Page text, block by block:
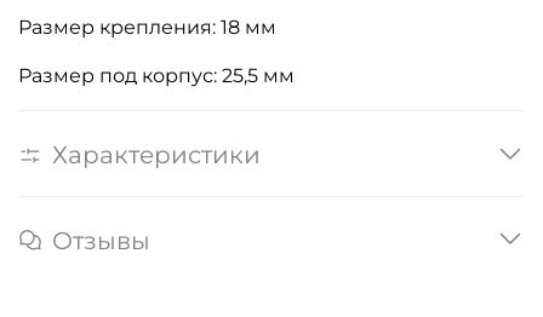
Размер крепления: 18 мм
Размер под корпус: 25,5 мм
Характеристики
Отзывы